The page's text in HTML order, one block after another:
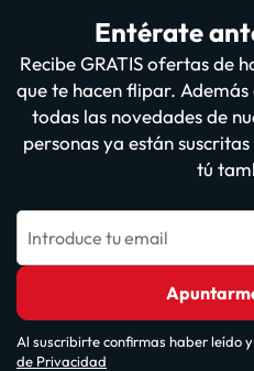
Entérate
Recibe GRATIS ofertas de
que te hacen flipar.
todas las novedades de
personas ya están
tú
Introduce tu email
Al suscribirte confirmas haber leído
de Privacidad